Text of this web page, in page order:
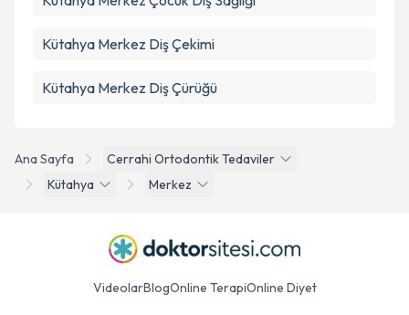
Ana Sayfa
Cerrahi Ortodontik Tedaviler
Kütahya
Merkez
Kütahya Merkez Diş Çekimi
Kütahya Merkez Diş Çürüğü
VideolarBlogOnline TerapiOnline Diyet